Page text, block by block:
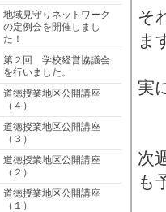
地域見守りネットワーク
の定例会を開催しまし
た！
第２回 学校経営協議会
を行いました。
道徳授業地区公開講座
（４）
道徳授業地区公開講座
（３）
道徳授業地区公開講座
（２）
道徳授業地区公開講座
（１）
そ
ま
実
次
も